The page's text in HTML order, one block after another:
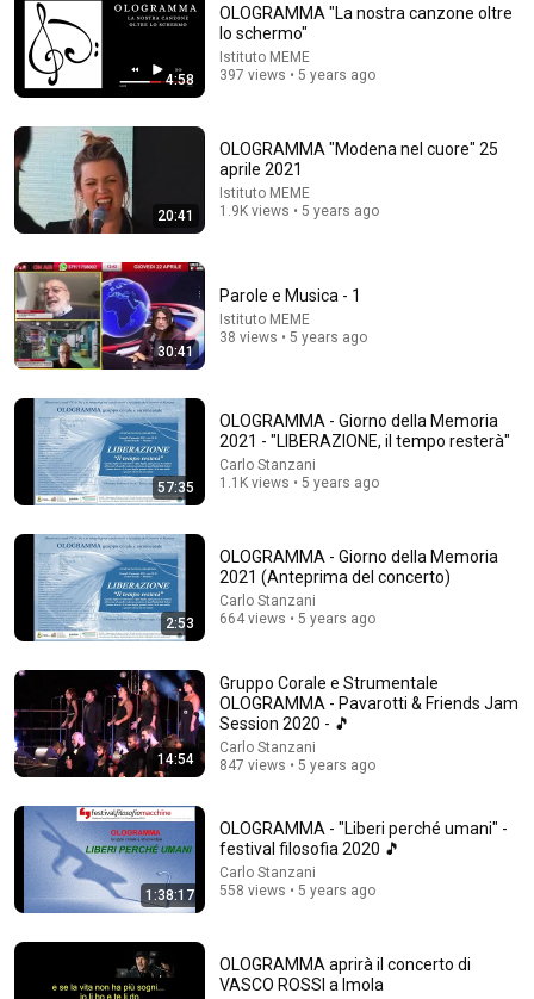
Comment...
Richard Wagner - Parsifal suite (arr. Claudio Abbado) |
Oksana Lyniv direttrice
Teatro Comunale Bologna • 64K views
But My Father’s Final Secret Exposed Her...
Gold's Revenge Story • 388K views
4:58
OLOGRAMMA "La nostra canzone oltre
lo schermo"
Istituto MEME
397 views • 5 years ago
20:41
OLOGRAMMA "Modena nel cuore" 25
aprile 2021
Istituto MEME
1.9K views • 5 years ago
30:41
Parole e Musica - 1
Istituto MEME
38 views • 5 years ago
57:35
OLOGRAMMA - Giorno della Memoria
2021 - "LIBERAZIONE, il tempo resterà"
Carlo Stanzani
1.1K views • 5 years ago
2:53
OLOGRAMMA - Giorno della Memoria
2021 (Anteprima del concerto)
Carlo Stanzani
664 views • 5 years ago
14:54
Gruppo Corale e Strumentale
OLOGRAMMA - Pavarotti & Friends Jam
Session 2020 - 🎵
Carlo Stanzani
847 views • 5 years ago
1:38:17
OLOGRAMMA - "Liberi perché umani" -
festival filosofia 2020 🎵
Carlo Stanzani
558 views • 5 years ago
OLOGRAMMA aprirà il concerto di
VASCO ROSSI a Imola